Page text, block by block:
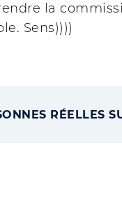
la
Sens))))
RÉELLES